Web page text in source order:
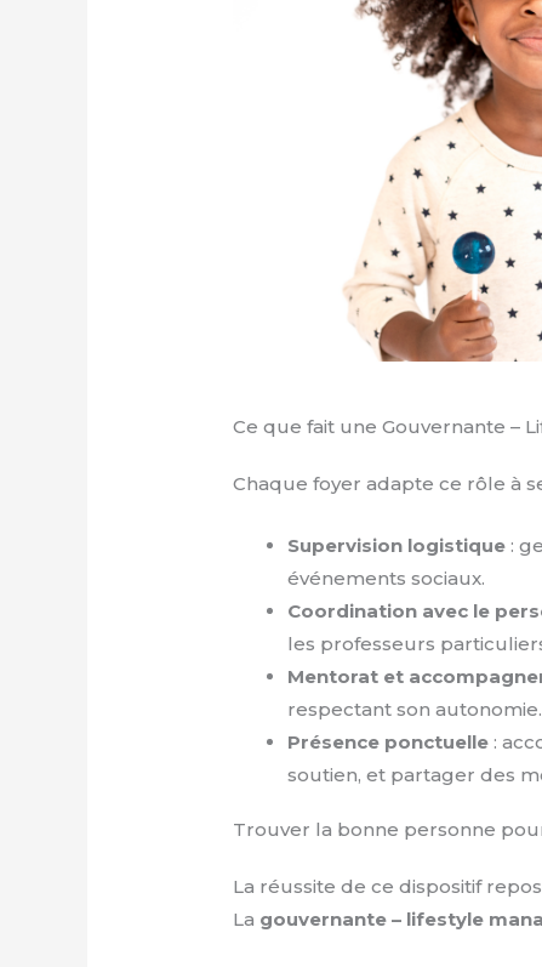
Ce que fait une Gouvernante –
Chaque foyer adapte ce rôle à
Supervision logistique :
événements sociaux.
Coordination avec le
les professeurs
Mentorat et
respectant son autonomie.
Présence ponctuelle :
soutien, et partager des
Trouver la bonne personne
La réussite de ce dispositif
La gouvernante – lifestyle